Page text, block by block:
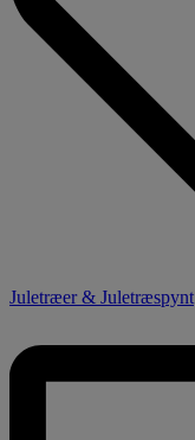
Juletræer & Juletræspynt